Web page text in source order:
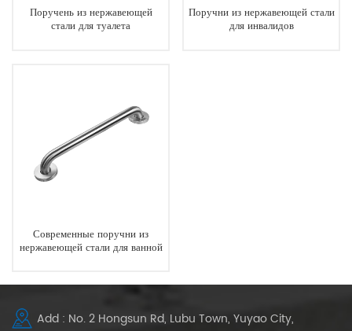
Поручень из нержавеющей
стали для туалета
Поручни из нержавеющей стали
для инвалидов
Современные поручни из
нержавеющей стали для ванной
Add : No. 2 Hongsun Rd, Lubu Town, Yuyao City,